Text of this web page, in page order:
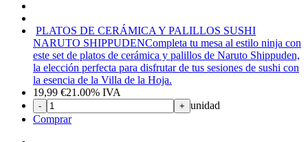
PLATOS DE CERÁMICA Y PALILLOS SUSHI
NARUTO SHIPPUDENCompleta tu mesa al estilo ninja con
este set de platos de cerámica y palillos de Naruto Shippuden,
la elección perfecta para disfrutar de tus sesiones de sushi con
la esencia de la Villa de la Hoja.
19,99 €21.00% IVA
- + unidad
Comprar